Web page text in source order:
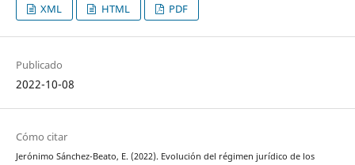
XML HTML PDF
Publicado
2022-10-08
Cómo citar
Jerónimo Sánchez-Beato, E. (2022). Evolución del régimen jurídico de los